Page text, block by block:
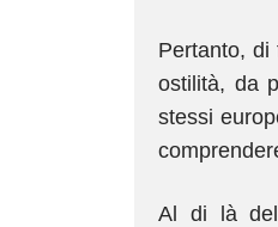
Pertanto, di
ostilità, da
stessi
Al di là